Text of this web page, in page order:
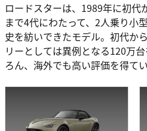
ロードスターは、1989年に初代
まで4代にわたって、2人乗り小
史を紡いできたモデル。初代か
リーとしては異例となる120万
ろん、海外でも高い評価を得てい